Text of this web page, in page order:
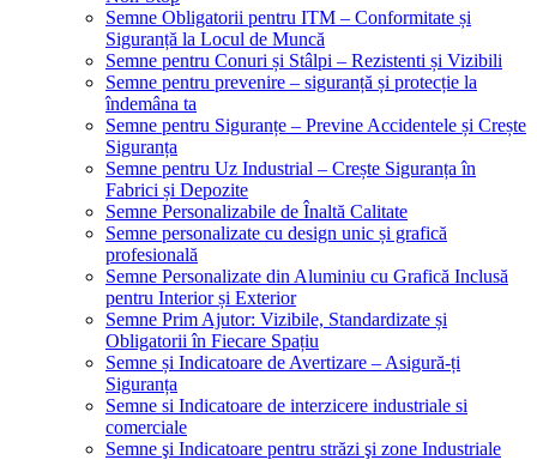
Semne Obligatorii pentru ITM – Conformitate și
Siguranță la Locul de Muncă
Semne pentru Conuri și Stâlpi – Rezistenti și Vizibili
Semne pentru prevenire – siguranță și protecție la
îndemâna ta
Semne pentru Siguranțe – Previne Accidentele și Crește
Siguranța
Semne pentru Uz Industrial – Crește Siguranța în
Fabrici și Depozite
Semne Personalizabile de Înaltă Calitate
Semne personalizate cu design unic și grafică
profesională
Semne Personalizate din Aluminiu cu Grafică Inclusă
pentru Interior și Exterior
Semne Prim Ajutor: Vizibile, Standardizate și
Obligatorii în Fiecare Spațiu
Semne și Indicatoare de Avertizare – Asigură-ți
Siguranța
Semne si Indicatoare de interzicere industriale si
comerciale
Semne şi Indicatoare pentru străzi şi zone Industriale